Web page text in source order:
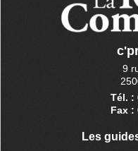
9
Tél. :
Fax :
Les